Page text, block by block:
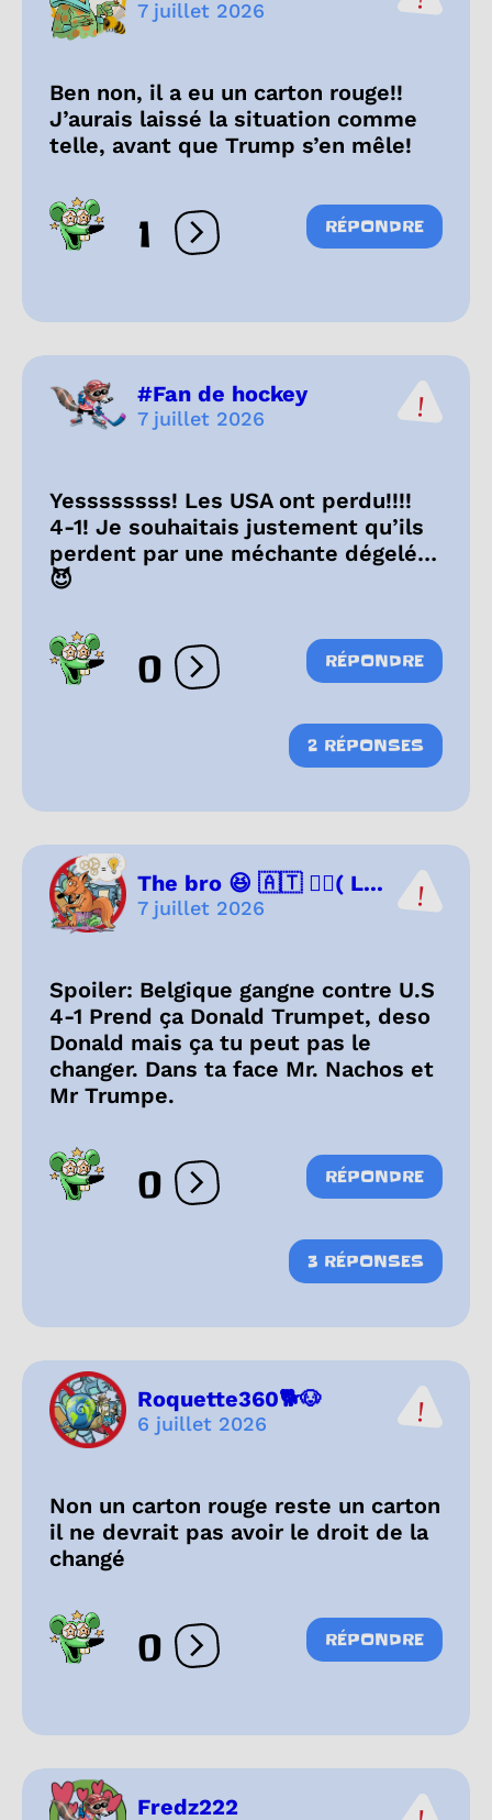
7 juillet 2026
Ben non, il a eu un carton rouge!!
J’aurais laissé la situation comme
telle, avant que Trump s’en mêle!
1 Ouvrir les réactions
RÉPONDRE
#Fan de hockey
7 juillet 2026
Yessssssss! Les USA ont perdu!!!!
4-1! Je souhaitais justement qu’ils
perdent par une méchante dégelé…
😈
0 Ouvrir les réactions
RÉPONDRE
2 RÉPONSES
The bro 😆 🇦🇹 🏳️‍🌈( L...
7 juillet 2026
Spoiler: Belgique gangne contre U.S
4-1 Prend ça Donald Trumpet, deso
Donald mais ça tu peut pas le
changer. Dans ta face Mr. Nachos et
Mr Trumpe.
0 Ouvrir les réactions
RÉPONDRE
3 RÉPONSES
Roquette360🐕🐶
6 juillet 2026
Non un carton rouge reste un carton
il ne devrait pas avoir le droit de la
changé
0 Ouvrir les réactions
RÉPONDRE
Fredz222